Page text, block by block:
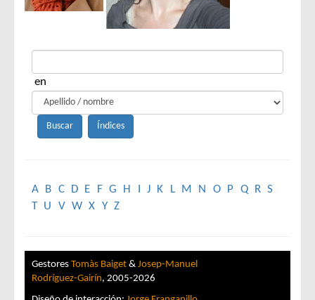
en
A B C D E F G H J K L M N O P Q R S
T U V W X Y Z
Gestores Tomàs Baiget & Josep-Manuel
Rodríguez-Gairín, 2005-2026